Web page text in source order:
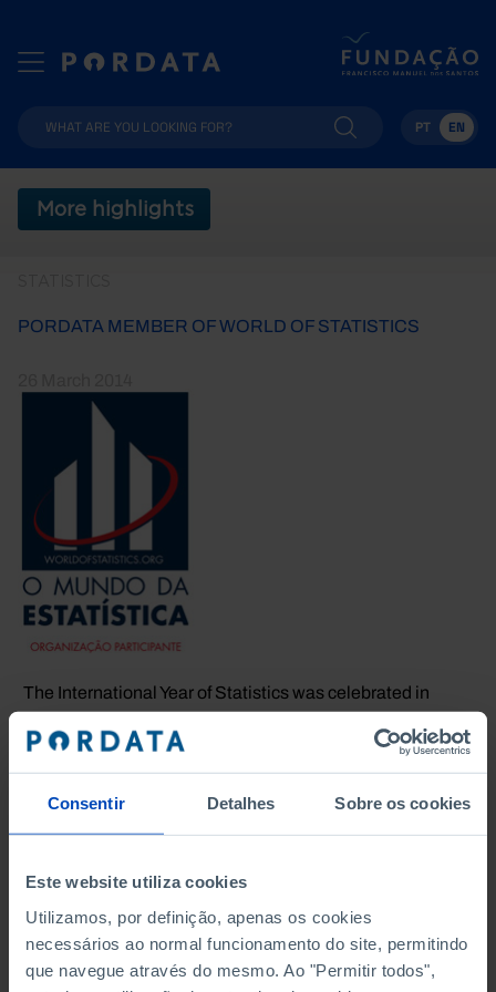
Consentir Detalhes Sobre os cookies
Este website utiliza cookies
Utilizamos, por definição, apenas os cookies
necessários ao normal funcionamento do site, permitindo
que navegue através do mesmo. Ao "Permitir todos",
PT EN
More highlights
PORDATA MEMBER OF WORLD OF STATISTICS
The International Year of Statistics was celebrated in
very beginning. Now, as part of the
World of Statistics
network, we continue promoting the awareness
about the relevance of statistics, looking for a more